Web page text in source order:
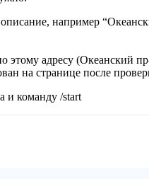
например
этому адресу (Океанский
на странице после
и команду /start